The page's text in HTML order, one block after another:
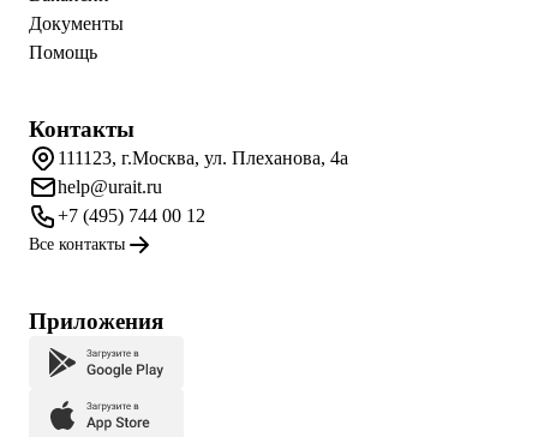
Документы
Помощь
Контакты
111123, г.Москва, ул. Плеханова, 4а
help@urait.ru
+7 (495) 744 00 12
Все контакты
Приложения